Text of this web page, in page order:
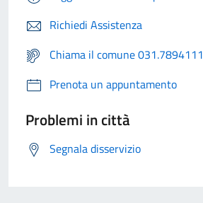
Richiedi Assistenza
Chiama il comune 031.7894111
Prenota un appuntamento
Problemi in città
Segnala disservizio